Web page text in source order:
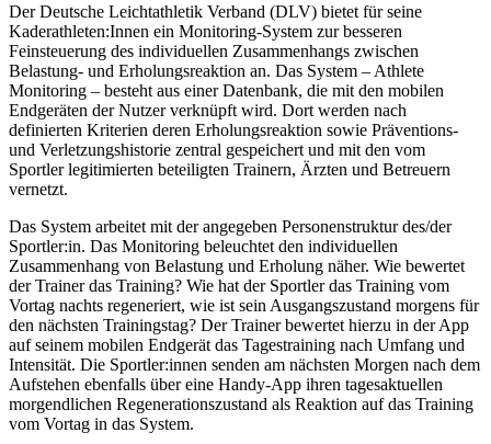
Der Deutsche Leichtathletik Verband (DLV) bietet für seine
Kaderathleten:Innen ein Monitoring-System zur besseren
Feinsteuerung des individuellen Zusammenhangs zwischen
Belastung- und Erholungsreaktion an. Das System – Athlete
Monitoring – besteht aus einer Datenbank, die mit den mobilen
Endgeräten der Nutzer verknüpft wird. Dort werden nach
definierten Kriterien deren Erholungsreaktion sowie Präventions-
und Verletzungshistorie zentral gespeichert und mit den vom
Sportler legitimierten beteiligten Trainern, Ärzten und Betreuern
vernetzt.
Das System arbeitet mit der angegeben Personenstruktur des/der
Sportler:in. Das Monitoring beleuchtet den individuellen
Zusammenhang von Belastung und Erholung näher. Wie bewertet
der Trainer das Training? Wie hat der Sportler das Training vom
Vortag nachts regeneriert, wie ist sein Ausgangszustand morgens für
den nächsten Trainingstag? Der Trainer bewertet hierzu in der App
auf seinem mobilen Endgerät das Tagestraining nach Umfang und
Intensität. Die Sportler:innen senden am nächsten Morgen nach dem
Aufstehen ebenfalls über eine Handy-App ihren tagesaktuellen
morgendlichen Regenerationszustand als Reaktion auf das Training
vom Vortag in das System.